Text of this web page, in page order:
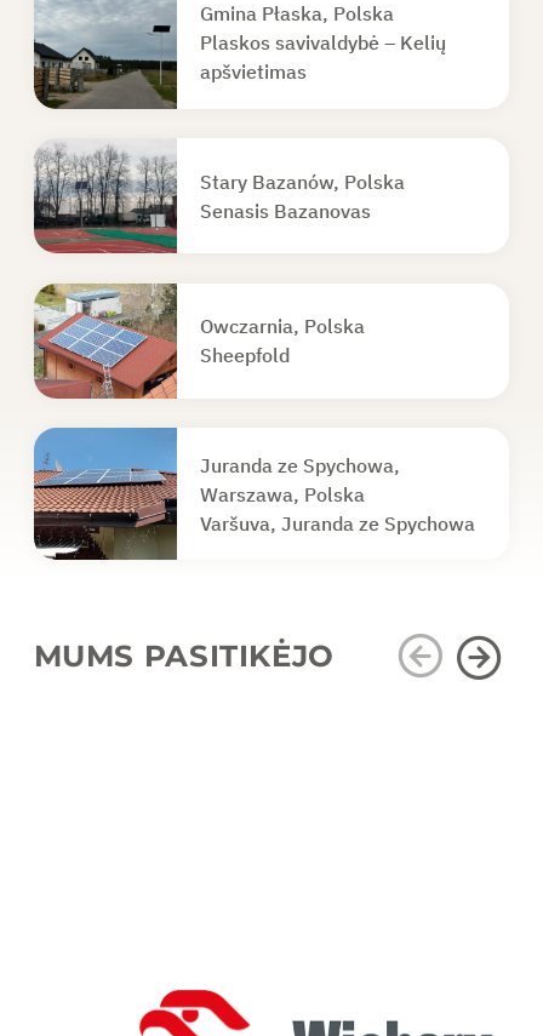
Gmina Płaska, Polska
Plaskos savivaldybė – Kelių
apšvietimas
Stary Bazanów, Polska
Senasis Bazanovas
Owczarnia, Polska
Sheepfold
Juranda ze Spychowa,
Warszawa, Polska
Varšuva, Juranda ze Spychowa
MUMS PASITIKĖJO